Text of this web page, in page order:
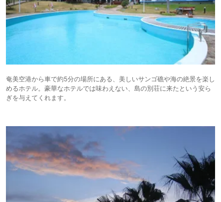
奄美空港から車で約5分の場所にある、美しいサンゴ礁や海の絶景を楽し
めるホテル。豪華なホテルでは味わえない、島の別荘に来たという安ら
ぎを与えてくれます。